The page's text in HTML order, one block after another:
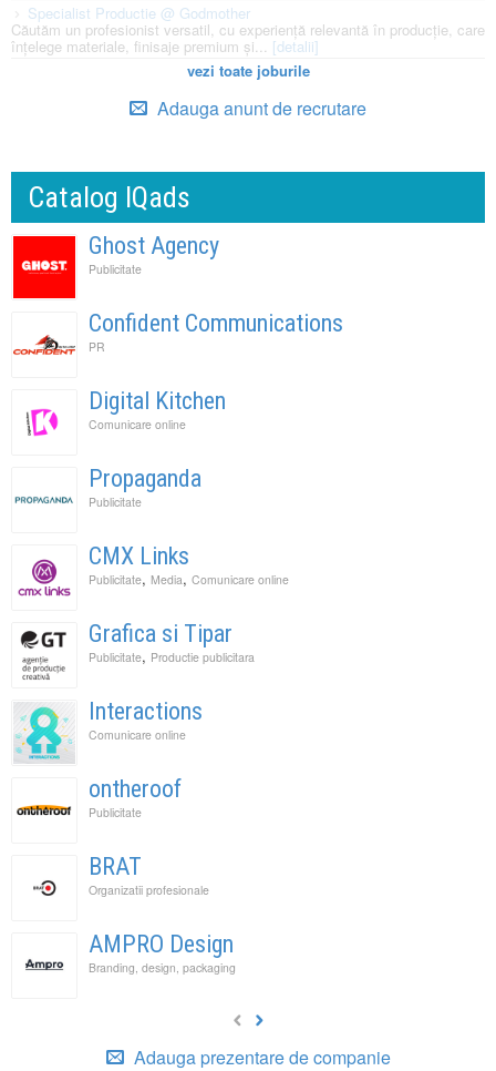
Specialist Productie @ Godmother
Căutăm un profesionist versatil, cu experiență relevantă în producție, care
înțelege materiale, finisaje premium și... [detalii]
vezi toate joburile
Adauga anunt de recrutare
Catalog IQads
Ghost Agency
Publicitate
Confident Communications
PR
Digital Kitchen
Comunicare online
Propaganda
Publicitate
CMX Links
Publicitate, Media, Comunicare online
Grafica si Tipar
Publicitate, Productie publicitara
Interactions
Comunicare online
ontheroof
Publicitate
BRAT
Organizatii profesionale
AMPRO Design
Branding, design, packaging
Adauga prezentare de companie